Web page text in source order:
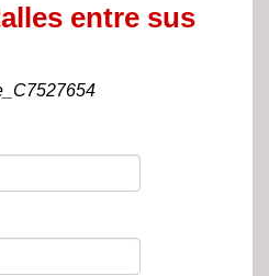
entre sus